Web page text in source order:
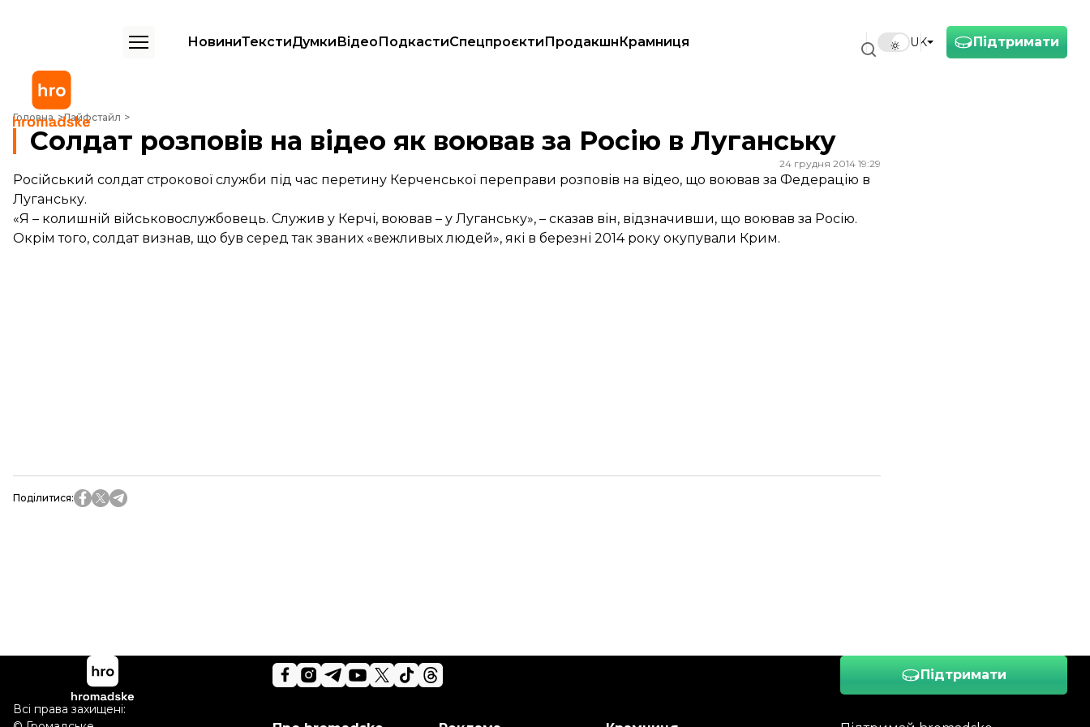
Підтримати
UK
НовиниТекстиДумкиВідеоПодкастиСпецпроєктиПродакшнКрамниця
Головна Лайфстайл
Cолдат розповів на відео як воював за Росію в Луганську
Cолдат розповів на відео як воював за Росію в Луганську
24 грудня 2014 19:29
Російський солдат строкової служби під час перетину Керченської переправи розповів на відео, що воював за Федерацію в
Луганську.
«Я – колишній військовослужбовець. Служив у Керчі, воював – у Луганську», – сказав він, відзначивши, що воював за Росію.
Окрім того, солдат визнав, що був серед так званих «вежливых людей», які в березні 2014 року окупували Крим.
Поділитися:
Підтримати
Всі права захищені: